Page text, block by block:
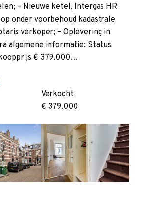
– Nieuwe ketel, Intergas HR
onder voorbehoud kadastrale
verkoper; – Oplevering in
algemene informatie: Status
€ 379.000…
Verkocht
€ 379.000